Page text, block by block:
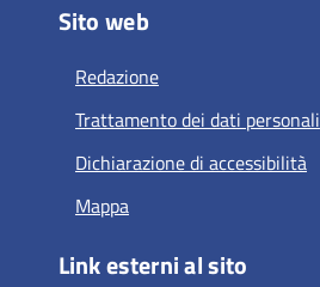
Sito web
Redazione
Trattamento dei dati personali
Dichiarazione di accessibilità
Mappa
Link esterni al sito